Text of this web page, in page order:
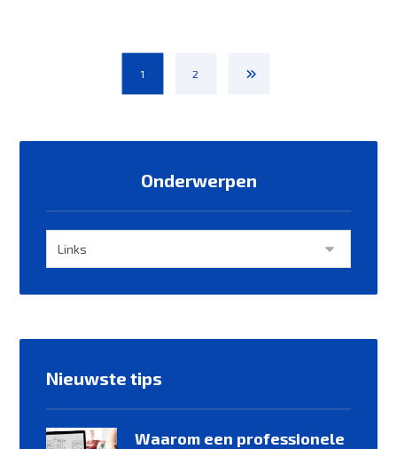
1 2
Onderwerpen
Nieuwste tips
Waarom een professionele